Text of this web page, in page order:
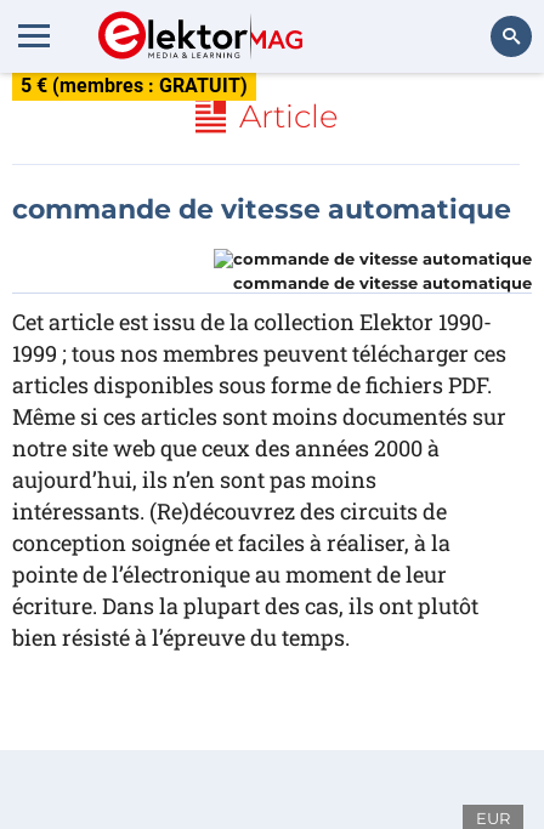
5 € (membres : GRATUIT)
Article
commande de vitesse automatique
commande de vitesse automatique
Cet article est issu de la collection Elektor 1990-
1999 ; tous nos membres peuvent télécharger ces
articles disponibles sous forme de fichiers PDF.
Même si ces articles sont moins documentés sur
notre site web que ceux des années 2000 à
aujourd’hui, ils n’en sont pas moins
intéressants. (Re)découvrez des circuits de
conception soignée et faciles à réaliser, à la
pointe de l’électronique au moment de leur
écriture. Dans la plupart des cas, ils ont plutôt
bien résisté à l’épreuve du temps.
EUR